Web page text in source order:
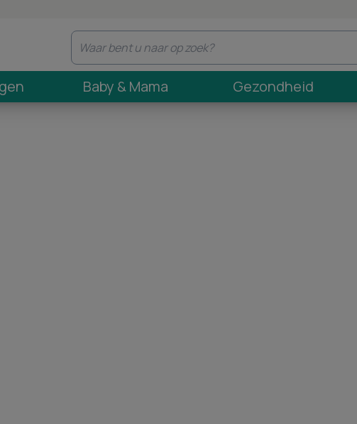
Baby & Mama Gezondheid